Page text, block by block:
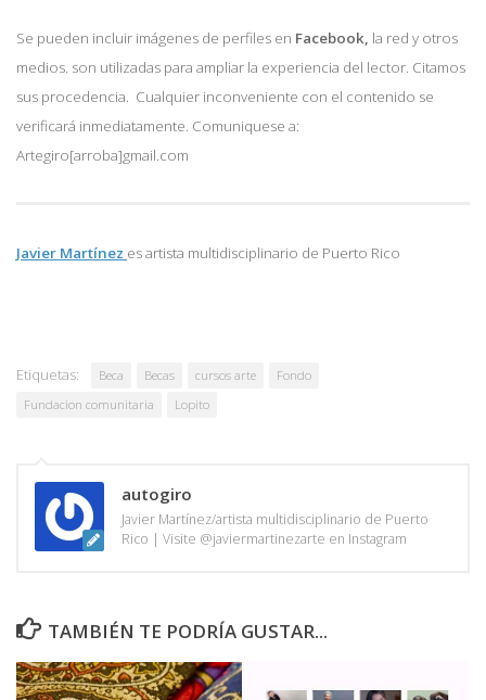
Se pueden incluir imágenes de perfiles en Facebook, la red y otros
medios. son utilizadas para ampliar la experiencia del lector. Citamos
sus procedencia. Cualquier inconveniente con el contenido se
verificará inmediatamente. Comuniquese a:
Artegiro[arroba]gmail.com
Javier Martínez es artista multidisciplinario de Puerto Rico
Etiquetas: Beca Becas cursos arte
Fondo
Fundacion comunitaria
Lopito
autogiro
Javier Martínez/artista multidisciplinario de Puerto
Rico | Visite @javiermartinezarte en Instagram
TAMBIÉN TE PODRÍA GUSTAR...